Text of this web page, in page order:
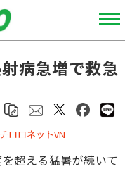
病急増で救急
ロロネットVN
超える猛暑が続いて